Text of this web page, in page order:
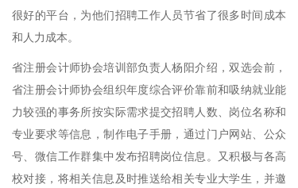
很好的平台，为他们招聘工作人员节省了很多时间成本
和人力成本。
省注册会计师协会培训部负责人杨阳介绍，双选会前，
省注册会计师协会组织年度综合评价靠前和吸纳就业能
力较强的事务所按实际需求提交招聘人数、岗位名称和
专业要求等信息，制作电子手册，通过门户网站、公众
号、微信工作群集中发布招聘岗位信息。又积极与各高
校对接，将相关信息及时推送给相关专业大学生，并邀